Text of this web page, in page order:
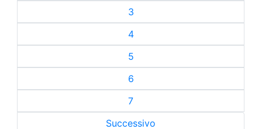
3
4
5
6
7
Successivo